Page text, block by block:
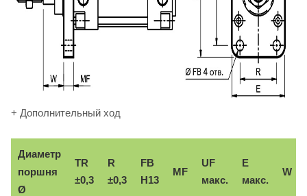
+ Дополнительный ход
Диаметр
поршня
Ø
TR
±0,3
R
±0,3
FB
H13
MF
UF
макс.
E
макс.
W